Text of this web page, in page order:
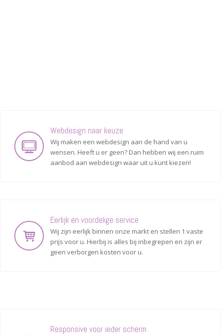
Webdesign naar keuze
Wij maken een webdesign aan de hand van u
wensen. Heeft u er geen? Dan hebben wij een ruim
aanbod aan webdesign waar uit u kunt kiezen!
Eerlijk en voordelige service
Wij zijn eerlijk binnen onze markt en stellen 1 vaste
prijs voor u. Hierbij is alles bij inbegrepen en zijn er
geen verborgen kosten voor u.
Responsive voor ieder scherm